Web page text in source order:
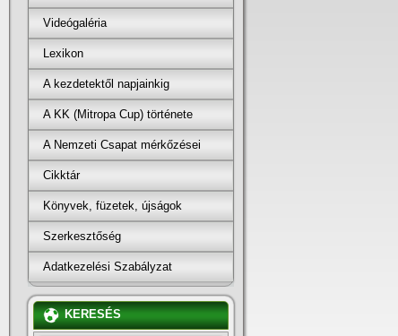
Videógaléria
Lexikon
A kezdetektől napjainkig
A KK (Mitropa Cup) története
A Nemzeti Csapat mérkőzései
Cikktár
Könyvek, füzetek, újságok
Szerkesztőség
Adatkezelési Szabályzat
KERESÉS